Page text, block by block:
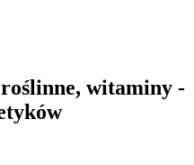
witaminy -